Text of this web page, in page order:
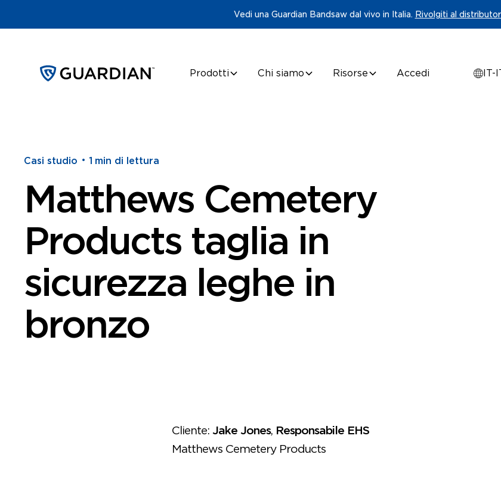
Vedi una Guardian Bandsaw dal vivo in Italia. Rivolgiti al
Prodotti Chi siamo Risorse Accedi IT-
Casi studio • 1 min di lettura
Matthews Cemetery
Products taglia in
sicurezza leghe in
bronzo
Cliente: Jake Jones, Responsabile EHS
Matthews Cemetery Products